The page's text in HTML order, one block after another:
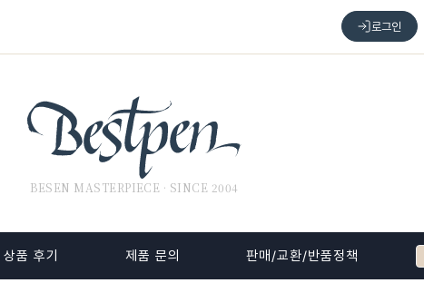
로그인
BESEN MASTERPIECE · SINCE 2004
상품 후기 제품 문의 판매/교환/반품정책